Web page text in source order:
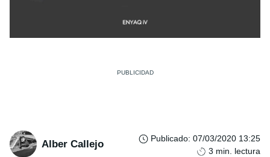
Alber Callejo Publicado: 07/03/2020 13:25
3 min. lectura